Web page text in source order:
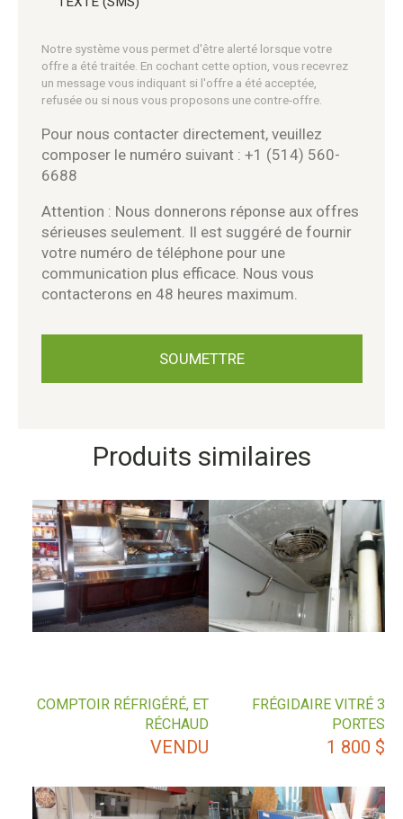
Notre système vous permet d'être alerté lorsque votre
offre a été traitée. En cochant cette option, vous recevrez
un message vous indiquant si l'offre a été acceptée,
refusée ou si nous vous proposons une contre-offre.
Pour nous contacter directement, veuillez
composer le numéro suivant : +1 (514) 560-
6688
Attention : Nous donnerons réponse aux offres
sérieuses seulement. Il est suggéré de fournir
votre numéro de téléphone pour une
communication plus efficace. Nous vous
contacterons en 48 heures maximum.
Produits similaires
FRÉGIDAIRE VITRÉ 3
PORTES
1 800 $
COMPTOIR RÉFRIGÉRÉ, ET
RÉCHAUD
VENDU